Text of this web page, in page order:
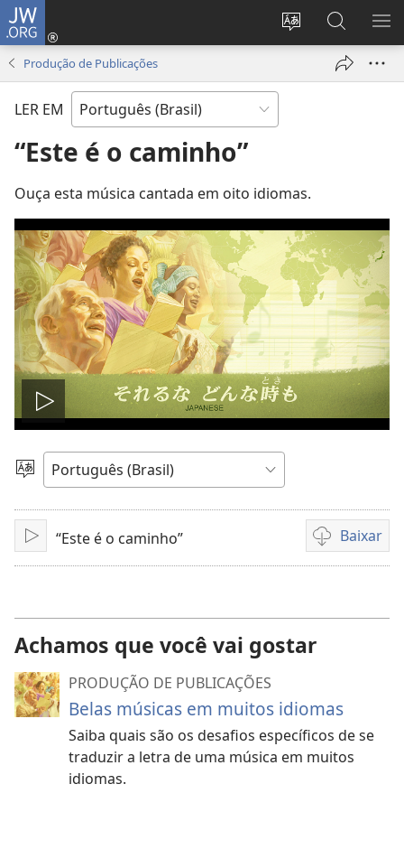
JW.ORG
Mudar
idioma
Log
janela)
Buscar
no
JW.ORG
Produção de Publicações
LER EM
“Este é o caminho”
Ouça esta música cantada em oito idiomas.
Reproduzir
vídeo
Escolher
idioma
Reproduzir
“Este é o caminho” Baixar
Opções
de
Achamos que você vai gostar
PRODUÇÃO DE PUBLICAÇÕES
Belas músicas em muitos idiomas
Saiba quais são os desafios específicos de se
traduzir a letra de uma música em muitos
idiomas.